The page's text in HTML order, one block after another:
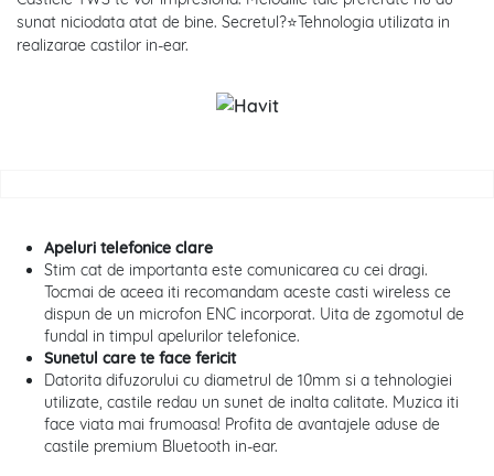
sunat niciodata atat de bine. Secretul?⭐Tehnologia utilizata in
realizarae castilor in-ear.
Apeluri telefonice clare
Stim cat de importanta este comunicarea cu cei dragi.
Tocmai de aceea iti recomandam aceste casti wireless ce
dispun de un microfon ENC incorporat. Uita de zgomotul de
fundal in timpul apelurilor telefonice.
Sunetul care te face fericit
Datorita difuzorului cu diametrul de 10mm si a tehnologiei
utilizate, castile redau un sunet de inalta calitate. Muzica iti
face viata mai frumoasa! Profita de avantajele aduse de
castile premium Bluetooth in-ear.